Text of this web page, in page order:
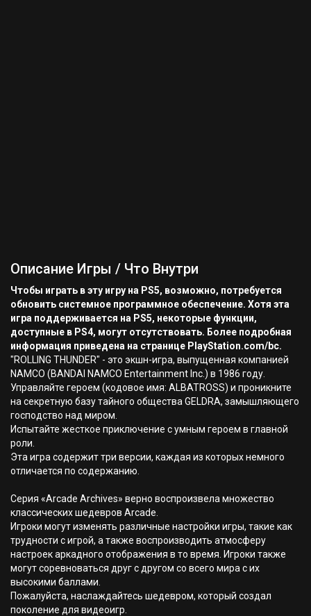
Описание Игры / Что Внутри
Чтобы играть в эту игру на PS5, возможно, потребуется
обновить системное программное обеспечение. Хотя эта
игра поддерживается на PS5, некоторые функции,
доступные в PS4, могут отсутствовать. Более подробная
информация приведена на странице PlayStation.com/bc.
"ROLLING THUNDER" - это экшн-игра, выпущенная компанией
NAMCO (BANDAI NAMCO Entertainment Inc.) в 1986 году.
Управляйте героем (кодовое имя: ALBATROSS) и проникните
на секретную базу тайного общества GELDRA, замышляющего
господство над миром.
Испытайте жесткое приключение с умным героем в главной
роли.
Эта игра содержит три версии, каждая из которых немного
отличается по содержанию.
Серия «Arcade Archives» верно воспроизвела множество
классических шедевров Arcade.
Игроки могут изменять различные настройки игры, такие как
трудности с игрой, а также воспроизводить атмосферу
настроек аркадного отображения в то время. Игроки также
могут соревноваться друг с другом со всего мира с их
высокими баллами.
Пожалуйста, наслаждайтесь шедевром, который создал
поколение для видеоигр.